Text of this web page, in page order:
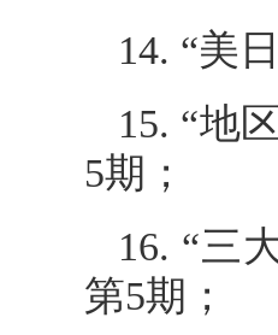
14. “美
15. “地
5期；
16. “三
第5期；